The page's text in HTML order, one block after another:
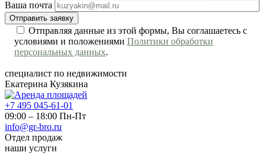
Ваша почта
Отправляя данные из этой формы, Вы соглашаетесь с
условиями и положениями Политики обработки
персональных данных.
специалист по недвижимости
Екатерина Кузякина
+7 495 045-61-01
09:00 – 18:00 Пн-Пт
info@gr-bro.ru
Отдел продаж
наши услуги